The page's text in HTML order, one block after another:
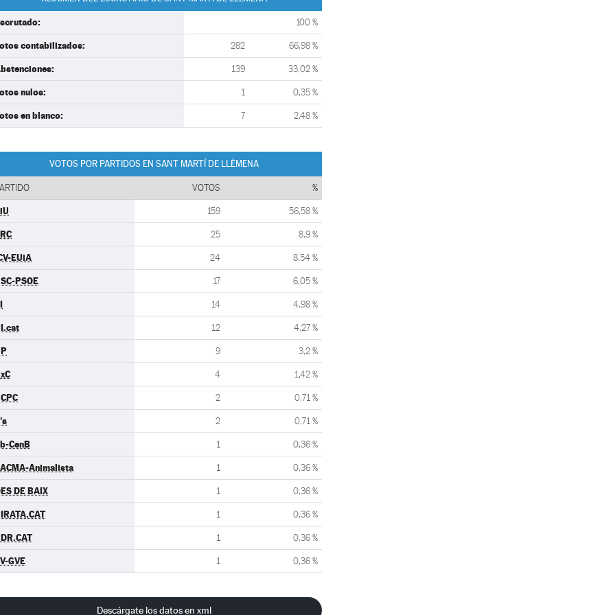
100 %
contabilizados: 282 66,98 %
139 33,02 %
nulos: 1 0,35 %
en blanco: 7 2,48 %
VOTOS POR PARTIDOS EN SANT MARTÍ DE LLÈMENA
VOTOS %
159 56,58 %
25 8,9 %
EUiA 24 8,54 %
PSOE 17 6,05 %
14 4,98 %
12 4,27 %
9 3,2 %
4 1,42 %
2 0,71 %
2 0,71 %
CenB 1 0,36 %
Animalista 1 0,36 %
DE BAIX 1 0,36 %
1 0,36 %
1 0,36 %
GVE 1 0,36 %
Descárgate los datos en xml